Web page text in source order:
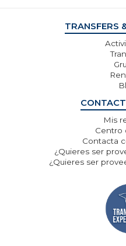
TRANSFERS
Mis
Centro
Contacta
¿Quieres ser
¿Quieres ser